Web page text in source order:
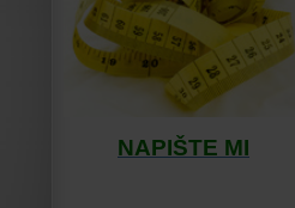
NAPIŠTE MI